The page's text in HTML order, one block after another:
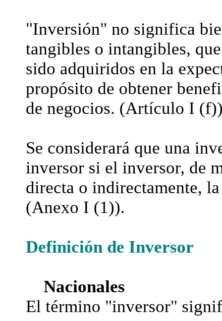
"Inversión" no significa
tangibles o intangibles,
sido adquiridos en la
propósito de obtener
de negocios. (Artículo I
Se considerará que una
inversor si el inversor, de
directa o indirectamente,
(Anexo I (1)).
Definición de Inversor
Nacionales
El término "inversor"